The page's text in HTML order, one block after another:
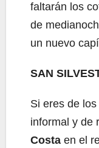
faltarán los
de
un nuevo
SAN
Si eres de
informal y de
Costa en el